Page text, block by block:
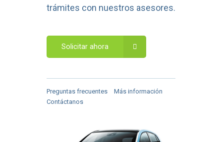
trámites con nuestros asesores.
Solicitar ahora
Preguntas frecuentes
Más información
Contáctanos